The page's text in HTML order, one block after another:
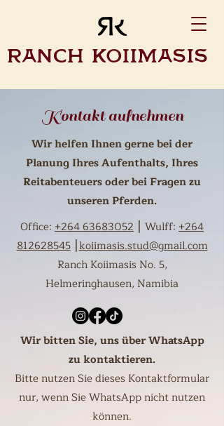
Ranch Koiimasis
Kontakt aufnehmen
Wir helfen Ihnen gerne bei der
Planung Ihres Aufenthalts, Ihres
Reitabenteuers oder bei Fragen zu
unseren Pferden.
Office: +264 63683052 ⎮ Wulff: +264
812628545⎮koiimasis.stud@gmail.com
Ranch Koiimasis No. 5,
Helmeringhausen, Namibia
Wir bitten Sie, uns über WhatsApp
zu kontaktieren.
Bitte nutzen Sie dieses Kontaktformular
nur, wenn Sie WhatsApp nicht nutzen
können.